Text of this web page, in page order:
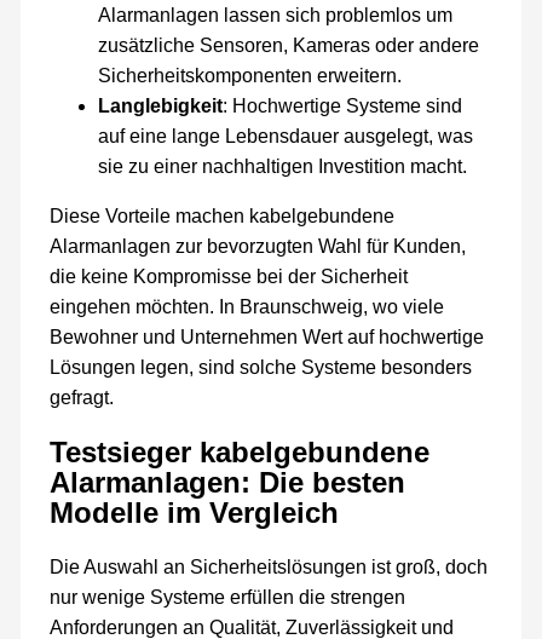
Alarmanlagen lassen sich problemlos um
zusätzliche Sensoren, Kameras oder andere
Sicherheitskomponenten erweitern.
Langlebigkeit: Hochwertige Systeme sind
auf eine lange Lebensdauer ausgelegt, was
sie zu einer nachhaltigen Investition macht.
Diese Vorteile machen kabelgebundene
Alarmanlagen zur bevorzugten Wahl für Kunden,
die keine Kompromisse bei der Sicherheit
eingehen möchten. In Braunschweig, wo viele
Bewohner und Unternehmen Wert auf hochwertige
Lösungen legen, sind solche Systeme besonders
gefragt.
Testsieger kabelgebundene
Alarmanlagen: Die besten
Modelle im Vergleich
Die Auswahl an Sicherheitslösungen ist groß, doch
nur wenige Systeme erfüllen die strengen
Anforderungen an Qualität, Zuverlässigkeit und